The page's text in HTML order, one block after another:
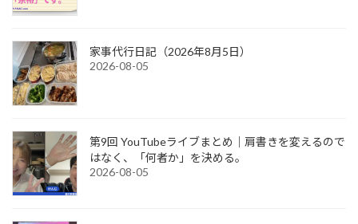
家事代行日記（2026年8月5日）
2026-08-05
第9回 YouTubeライブまとめ｜肩書きを変えるので
はなく、「何者か」を決める。
2026-08-05